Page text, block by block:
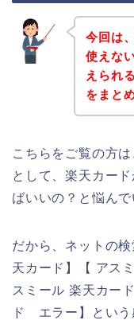
今回は
使えな
えられ
をまと
こちらをご覧の方
として、楽天カー
ばいいの？と悩んで
だから、ネットの
天カード】【 アス
スミール 楽天カー
ド エラー】という